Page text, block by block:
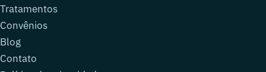
Tratamentos
Convênios
Blog
Contato